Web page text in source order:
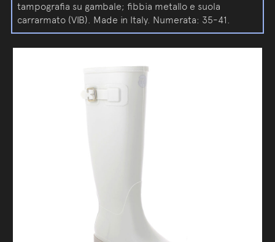
tampografia su gambale; fibbia metallo e suola
carrarmato (VIB). Made in Italy. Numerata: 35-41.